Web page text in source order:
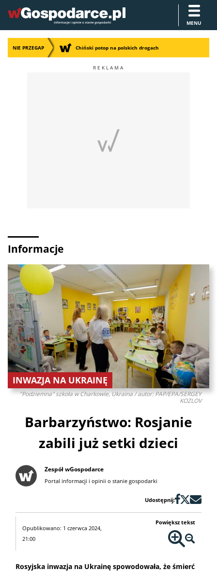
MENU
NIE PRZEGAP Chiński potop na polskich drogach
Informacje
"Podziemna" szkoła w Charkowie, Ukraina / autor: PAP/EPA/SERGEY
KOZLOV
INWAZJA NA UKRAINĘ
Barbarzyństwo: Rosjanie
zabili już setki dzieci
Zespół wGospodarce
Portal informacji i opinii o stanie gospodarki
Udostępnij:
Opublikowano: 1 czerwca 2024,
21:00
Powiększ tekst
Rosyjska inwazja na Ukrainę spowodowała, że śmierć